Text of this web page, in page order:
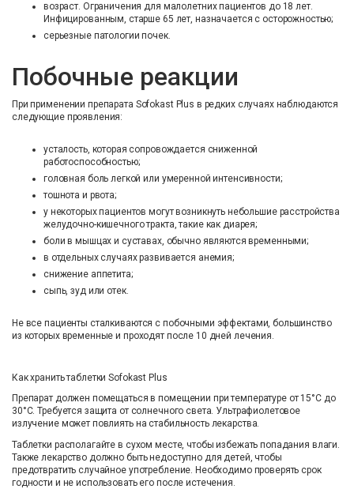
возраст. Ограничения для малолетних пациентов до 18 лет.
Инфицированным, старше 65 лет, назначается с осторожностью;
серьезные патологии почек.
Побочные реакции
При применении препарата Sofokast Plus в редких случаях наблюдаются
следующие проявления:
усталость, которая сопровождается сниженной
работоспособностью;
головная боль легкой или умеренной интенсивности;
тошнота и рвота;
у некоторых пациентов могут возникнуть небольшие расстройства
желудочно-кишечного тракта, такие как диарея;
боли в мышцах и суставах, обычно являются временными;
в отдельных случаях развивается анемия;
снижение аппетита;
сыпь, зуд или отек.
Не все пациенты сталкиваются с побочными эффектами, большинство
из которых временные и проходят после 10 дней лечения.
Как хранить таблетки Sofokast Plus
Препарат должен помещаться в помещении при температуре от 15°C до
30°C. Требуется защита от солнечного света. Ультрафиолетовое
излучение может повлиять на стабильность лекарства.
Таблетки располагайте в сухом месте, чтобы избежать попадания влаги.
Также лекарство должно быть недоступно для детей, чтобы
предотвратить случайное употребление. Необходимо проверять срок
годности и не использовать его после истечения.